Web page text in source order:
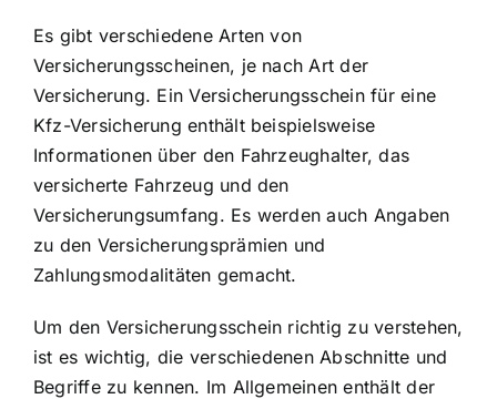
Es gibt verschiedene Arten von
Versicherungsscheinen, je nach Art der
Versicherung. Ein Versicherungsschein für eine
Kfz-Versicherung enthält beispielsweise
Informationen über den Fahrzeughalter, das
versicherte Fahrzeug und den
Versicherungsumfang. Es werden auch Angaben
zu den Versicherungsprämien und
Zahlungsmodalitäten gemacht.
Um den Versicherungsschein richtig zu verstehen,
ist es wichtig, die verschiedenen Abschnitte und
Begriffe zu kennen. Im Allgemeinen enthält der